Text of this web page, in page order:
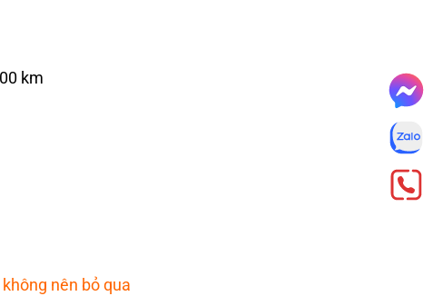
km
nên bỏ qua